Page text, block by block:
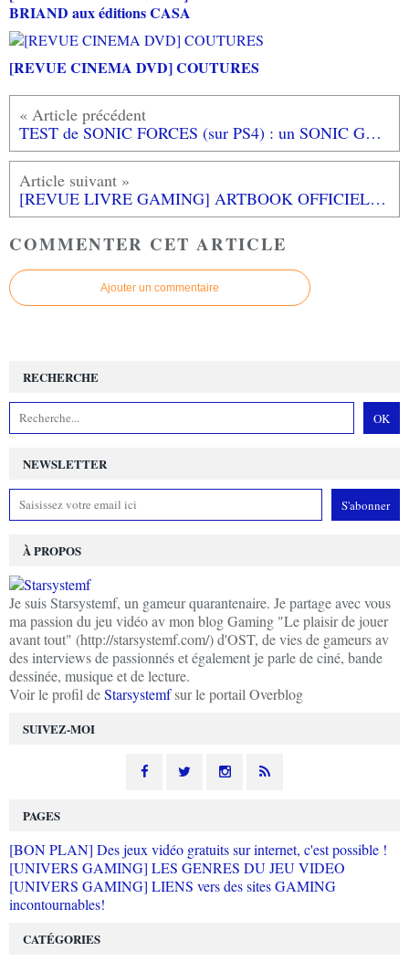
BRIAND aux éditions CASA
[REVUE CINEMA DVD] COUTURES
TEST de SONIC FORCES (sur PS4) : un SONIC GENERATIONS 2 dans la bonne direction
[REVUE LIVRE GAMING] ARTBOOK OFFICIEL FALLOUT 4 aux éditions MANA BOOKS
COMMENTER CET ARTICLE
Ajouter un commentaire
NEWSLETTER
SUIVEZ-MOI
RECHERCHE
À PROPOS
Je suis Starsystemf, un gameur quarantenaire. Je partage avec vous
ma passion du jeu vidéo av mon blog Gaming "Le plaisir de jouer
avant tout" (http://starsystemf.com/) d'OST, de vies de gameurs av
des interviews de passionnés et également je parle de ciné, bande
dessinée, musique et de lecture.
Voir le profil deStarsystemfsur le portail Overblog
PAGES
[BON PLAN] Des jeux vidéo gratuits sur internet, c'est possible !
[UNIVERS GAMING] LES GENRES DU JEU VIDEO
[UNIVERS GAMING] LIENS vers des sites GAMING
incontournables!
CATÉGORIES